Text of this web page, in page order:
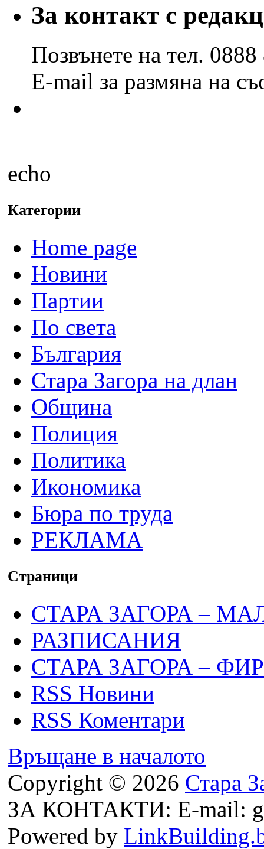
и
месеци
За контакт с
Позвънете на тел.
E-mail за размяна на
echo
Категории
Home page
Новини
Партии
По света
България
Стара Загора на длан
Община
Полиция
Политика
Икономика
Бюра по труда
РЕКЛАМА
Страници
СТАРА ЗАГОРА –
РАЗПИСАНИЯ
СТАРА ЗАГОРА –
RSS Новини
RSS Коментари
Връщане в началото
Copyright © 2026 Стара
ЗА КОНТАКТИ: E-mail:
Powered by